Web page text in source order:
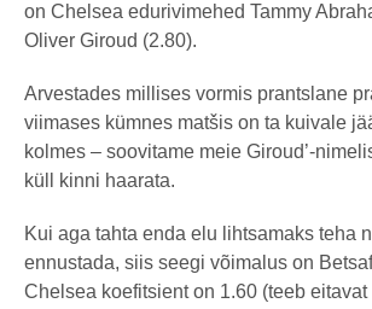
on Chelsea edurivimehed Tammy
Oliver Giroud (2.80).
Arvestades millises vormis prantslane
viimases kümnes matšis on ta kuivale
kolmes – soovitame meie Giroud’-
küll kinni haarata.
Kui aga tahta enda elu lihtsamaks teha
ennustada, siis seegi võimalus on
Chelsea koefitsient on 1.60 (teeb